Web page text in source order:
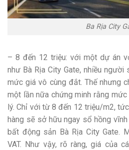
Ba Rịa City
– 8 đến 12 triệu: với một dự án
như Bà Rịa City Gate, nhiều
mức giá vô cùng đắt. Thế nhưng
một lần nữa chứng minh rằng
lý. Chỉ với từ 8 đến 12 triệu/m2,
hàng sẽ sở hữu ngay sổ hồng
bất động sản Bà Rịa City Gate.
VAT. Như vậy, rõ ràng, giá của